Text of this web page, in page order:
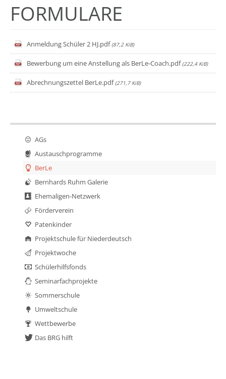
FORMULARE
Anmeldung Schüler 2 HJ.pdf (87,2 KiB)
Bewerbung um eine Anstellung als BerLe-Coach.pdf (222,4 KiB)
Abrechnungszettel BerLe.pdf (271,7 KiB)
AGs
Austauschprogramme
BerLe
Bernhards Ruhm Galerie
Ehemaligen-Netzwerk
Förderverein
Patenkinder
Projektschule für Niederdeutsch
Projektwoche
Schülerhilfsfonds
Seminarfachprojekte
Sommerschule
Umweltschule
Wettbewerbe
Das BRG hilft